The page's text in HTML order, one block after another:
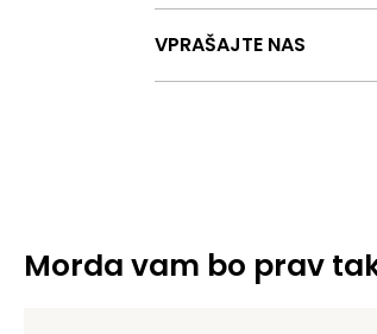
VPRAŠAJTE NAS
Morda vam bo prav